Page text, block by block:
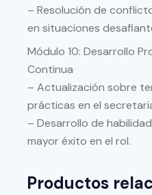
– Resolución de
en situaciones
Módulo 10: Desarrollo
Continua
– Actualización sobre
prácticas en el
– Desarrollo de
mayor éxito en el rol.
Productos